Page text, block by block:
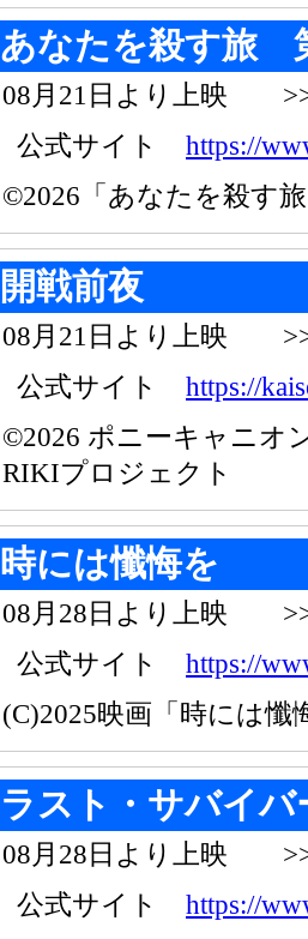
あなたを殺す旅
08月21日より上映
公式サイト https://
©2026「あなたを殺す
開戦前夜
08月21日より上映
公式サイト https://
©2026 ポニーキャニオ
RIKIプロジェクト
時には懺悔を
08月28日より上映
公式サイト https://
(C)2025映画「時には懺
ラスト・サバイバ
08月28日より上映
公式サイト https://